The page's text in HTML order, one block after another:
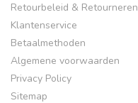
Retourbeleid & Retourneren
Klantenservice
Betaalmethoden
Algemene voorwaarden
Privacy Policy
Sitemap